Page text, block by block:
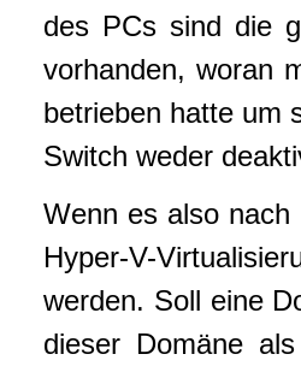
des PCs sind die
vorhanden, woran
betrieben hatte um
Switch weder
Wenn es also
Hyper-V-
werden. Soll eine
dieser Domäne